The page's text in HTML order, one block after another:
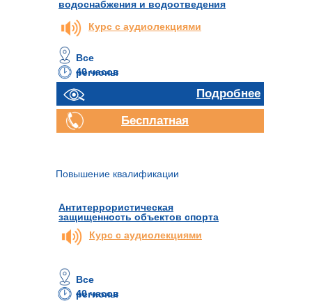
Антитеррористическая
защищенность объектов спорта
водоснабжения и водоотведения
40 часов
Все
регионы
Подробнее
Бесплатная
Повышение квалификации
40 часов
Все
регионы
Курс с аудиолекциями
Курс с аудиолекциями